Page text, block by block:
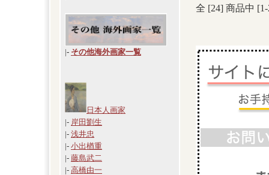
|- その他海外画家一覧
日本人画家
|- 岸田劉生
|- 浅井忠
|- 小出楢重
|- 藤島武二
|- 高橋由一
全 [24] 商品中 [1-